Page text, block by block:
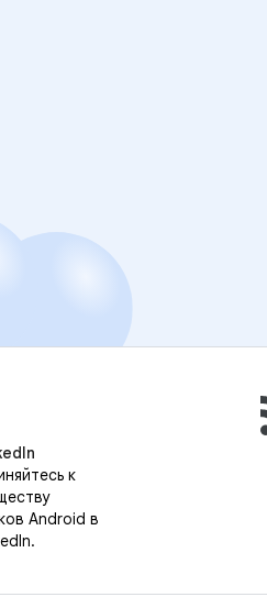
к
Android в